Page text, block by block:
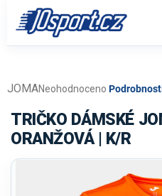
obsah
Průměrné
produktu
je
0,0
Neohodnoceno
JOMA
TRIČKO DÁMSKÉ
ORANŽOVÁ | K/R